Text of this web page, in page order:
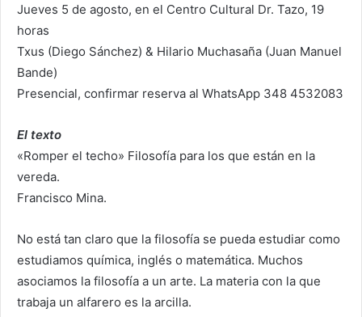
Jueves 5 de agosto, en el Centro Cultural Dr. Tazo, 19
horas
Txus (Diego Sánchez) & Hilario Muchasaña (Juan Manuel
Bande)
Presencial, confirmar reserva al WhatsApp 348 4532083
El texto
«Romper el techo» Filosofía para los que están en la
vereda.
Francisco Mina.
No está tan claro que la filosofía se pueda estudiar como
estudiamos química, inglés o matemática. Muchos
asociamos la filosofía a un arte. La materia con la que
trabaja un alfarero es la arcilla.